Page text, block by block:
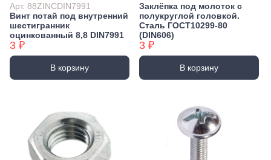
Арт. 88ZINCDIN7991
Винт потай под внутренний
шестигранник
оцинкованный 8,8 DIN7991
3 ₽
В корзину
Заклёпка под молоток с
полукруглой головкой.
Сталь ГОСТ10299-80
(DIN606)
3 ₽
В корзину